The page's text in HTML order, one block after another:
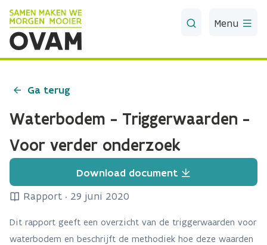
Skip to Main Content
Menu
Ga terug
Waterbodem - Triggerwaarden -
Voor verder onderzoek
Download document
Rapport · 29 juni 2020
Dit rapport geeft een overzicht van de triggerwaarden voor
waterbodem en beschrijft de methodiek hoe deze waarden